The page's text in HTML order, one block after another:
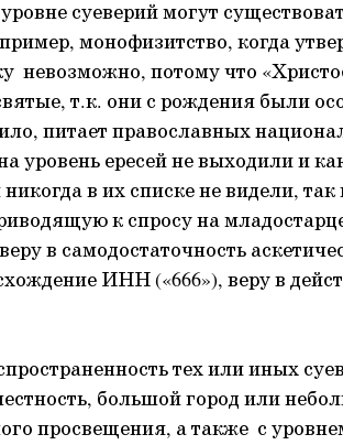
суеверий могут
монофизитство, когда
невозможно, потому что
т.к. они с рождения были
питает православных
уровень ересей не выходили и
в их списке не видели,
к спросу на
в самодостаточность
ИНН («666»), веру в
тех или иных
большой город или
просвещения, а также с